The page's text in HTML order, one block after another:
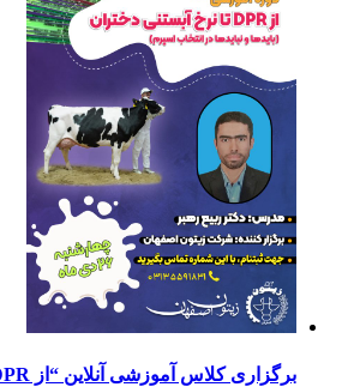
برگزاری کلاس آموزشی آنلاین “از DPR تا نرخ آبستنی دختران”